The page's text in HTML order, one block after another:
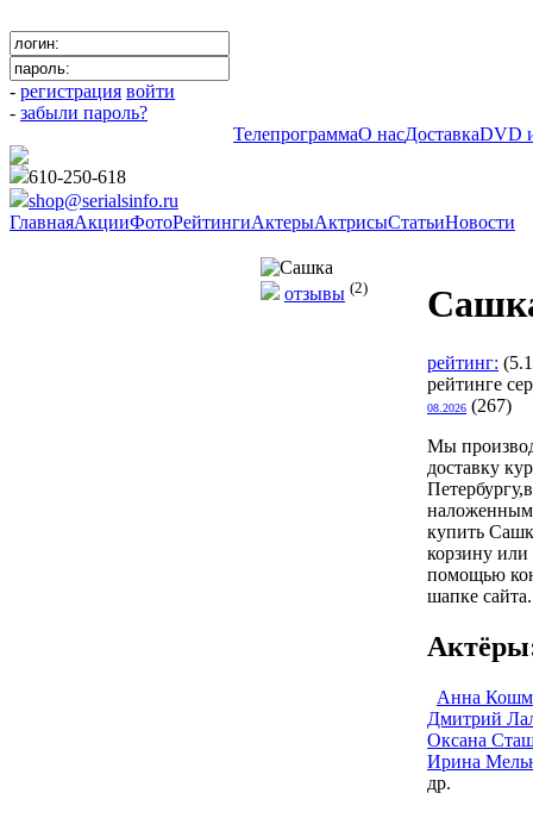
- регистрация войти
- забыли пароль?
ТелепрограммаО насДоставкаDVD
610-250-618
shop@serialsinfo.ru
ГлавнаяАкцииФотоРейтингиАктерыАктрисыСтатьиНовости
отзывы (2)
рейтинг:
рейтинге
08.2026 (267)
Мы
доставку
купить
корзину или
помощью
шапке сайта.
Анна
Дмитрий
Оксана
Ирина
др.